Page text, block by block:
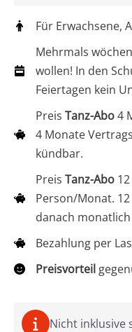
Für Erwachsene,
Mehrmals
wollen! In den
Feiertagen kein
Preis Tanz-Abo4
4 Monate
kündbar.
Preis Tanz-Abo
Person/Monat.
danach
Bezahlung per
Preisvorteil
Nicht inklusive